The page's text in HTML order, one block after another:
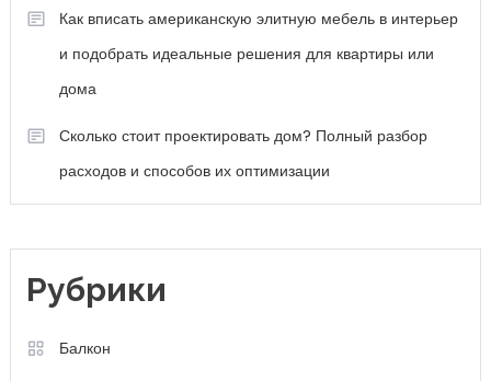
Как вписать американскую элитную мебель в интерьер
и подобрать идеальные решения для квартиры или
дома
Сколько стоит проектировать дом? Полный разбор
расходов и способов их оптимизации
Рубрики
Балкон